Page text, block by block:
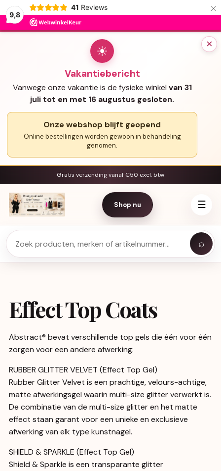
9,8
41 Reviews ×
×
☀
Vakantiebericht
Vanwege onze vakantie is de fysieke winkel van 31
juli tot en met 16 augustus gesloten.
Onze webshop blijft geopend
Online bestellingen worden gewoon in behandeling
genomen.
Gratis verzending vanaf €50 excl. btw
Shop nu ☰
⌕
Effect Top Coats
Abstract® bevat verschillende top gels die één voor één
zorgen voor een andere afwerking:
RUBBER GLITTER VELVET (Effect Top Gel)
Rubber Glitter Velvet is een prachtige, velours-achtige,
matte afwerkingsgel waarin multi-size glitter verwerkt is.
De combinatie van de multi-size glitter en het matte
effect staan garant voor een unieke en exclusieve
afwerking van elk type kunstnagel.
SHIELD & SPARKLE (Effect Top Gel)
Shield & Sparkle is een transparante glitter